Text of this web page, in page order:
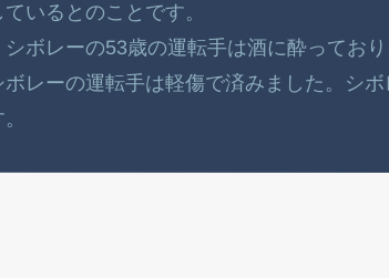
いるとのことです。
シボレーの53歳の運転手は酒に酔ってお
レーの運転手は軽傷で済みました。シ